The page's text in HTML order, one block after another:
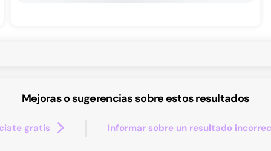
Mejoras o sugerencias sobre estos resultados
gratis Informar sobre un resultado